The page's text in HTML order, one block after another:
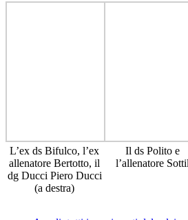
L’ex ds Bifulco, l’ex
allenatore Bertotto, il
dg Ducci Piero Ducci
(a destra)
Il ds Polito e
l’allenatore Sottil